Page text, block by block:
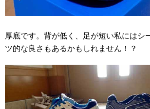
厚底です。背が低く、足が短い私にはシ
ツ的な良さもあるかもしれません！？